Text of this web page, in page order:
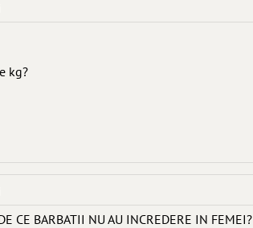
kg?
CE BARBATII NU AU INCREDERE IN FEMEI?